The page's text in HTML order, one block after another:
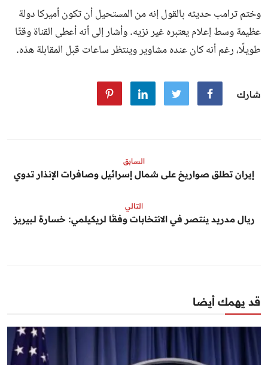
وختم ترامب حديثه بالقول إنه من المستحيل أن تكون أميركا دولة
عظيمة وسط إعلام يعتبره غير نزيه. وأشار إلى أنه أعطى القناة وقتًا
طويلًا، رغم أنه كان عنده مشاوير وينتظر ساعات قبل المقابلة هذه.
شارك
السابق
إيران تطلق صواريخ على شمال إسرائيل وصافرات الإنذار تدوي
التالي
ريال مدريد ينتصر في الانتخابات وفقًا لريكيلمي: خسارة لـبيريز
قد يهمك أيضا